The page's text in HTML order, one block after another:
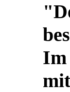
Im
mit